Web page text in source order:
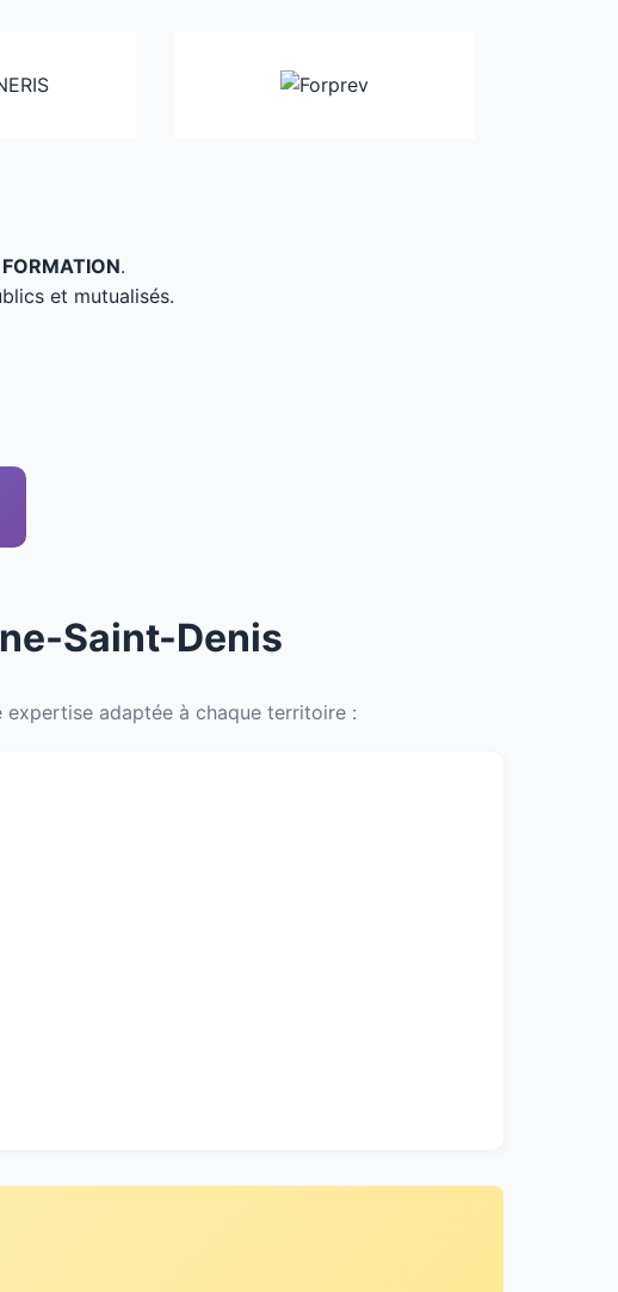
.
et mutualisés.
Saint-Denis
expertise adaptée à chaque territoire :